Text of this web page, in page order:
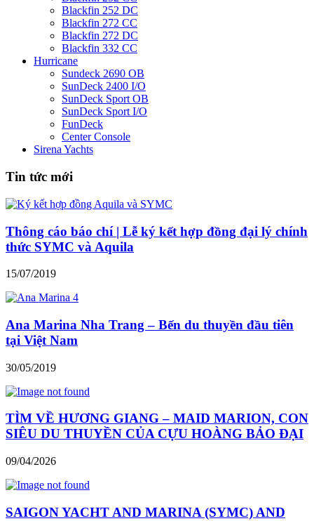
Blackfin 252 DC
Blackfin 272 CC
Blackfin 272 DC
Blackfin 332 CC
Hurricane
Sundeck 2690 OB
SunDeck 2400 I/O
SunDeck Sport OB
SunDeck Sport I/O
FunDeck
Center Console
Sirena Yachts
Tin tức mới
Thông cáo báo chí | Lễ ký kết hợp đồng đại lý chính
thức SYMC và Aquila
15/07/2019
Ana Marina Nha Trang – Bến du thuyền đầu tiên
tại Việt Nam
30/05/2019
TÌM VỀ HƯƠNG GIANG – MAID MARION, CON
SIÊU DU THUYỀN CỦA CỰU HOÀNG BẢO ĐẠI
09/04/2026
SAIGON YACHT AND MARINA (SYMC) AND